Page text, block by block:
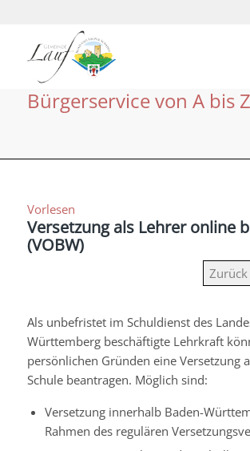
Bürgerservice von A bis Z
Vorlesen
Versetzung als Lehrer online
(VOBW)
Als unbefristet im Schuldienst des
Württemberg beschäftigte Lehrkraft
persönlichen Gründen eine Versetzung
Schule beantragen. Möglich sind:
Versetzung innerhalb Baden-
Rahmen des regulären